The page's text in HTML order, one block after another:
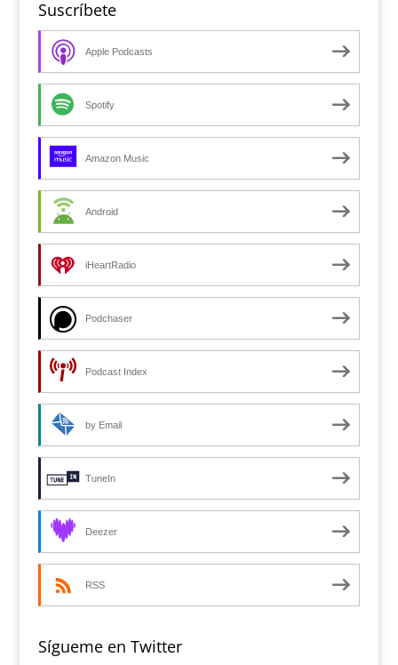
Suscríbete
Apple Podcasts
Spotify
Amazon Music
Android
iHeartRadio
Podchaser
Podcast Index
by Email
TuneIn
Deezer
RSS
Sígueme en Twitter